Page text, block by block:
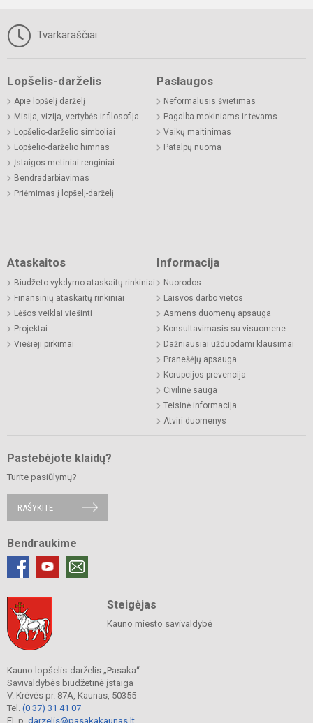
Tvarkaraščiai
Lopšelis-darželis
Apie lopšelį darželį
Misija, vizija, vertybės ir filosofija
Lopšelio-darželio simboliai
Lopšelio-darželio himnas
Įstaigos metiniai renginiai
Bendradarbiavimas
Priėmimas į lopšelį-darželį
Paslaugos
Neformalusis švietimas
Pagalba mokiniams ir tėvams
Vaikų maitinimas
Patalpų nuoma
Ataskaitos
Biudžeto vykdymo ataskaitų rinkiniai
Finansinių ataskaitų rinkiniai
Lėšos veiklai viešinti
Projektai
Viešieji pirkimai
Informacija
Nuorodos
Laisvos darbo vietos
Asmens duomenų apsauga
Konsultavimasis su visuomene
Dažniausiai užduodami klausimai
Pranešėjų apsauga
Korupcijos prevencija
Civilinė sauga
Teisinė informacija
Atviri duomenys
Pastebėjote klaidų?
Turite pasiūlymų?
RAŠYKITE
Bendraukime
Steigėjas
Kauno miesto savivaldybė
Kauno lopšelis-darželis „Pasaka“
Savivaldybės biudžetinė įstaiga
V. Krėvės pr. 87A, Kaunas, 50355
Tel. (0 37) 31 41 07
El. p. darzelis@pasakakaunas.lt